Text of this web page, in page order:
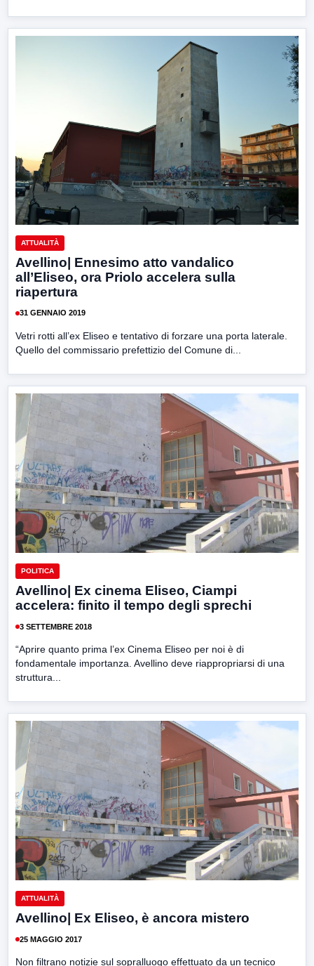
ATTUALITÀ
Avellino| Ennesimo atto vandalico
all’Eliseo, ora Priolo accelera sulla
riapertura
31 GENNAIO 2019
Vetri rotti all’ex Eliseo e tentativo di forzare una porta laterale.
Quello del commissario prefettizio del Comune di...
POLITICA
Avellino| Ex cinema Eliseo, Ciampi
accelera: finito il tempo degli sprechi
3 SETTEMBRE 2018
“Aprire quanto prima l’ex Cinema Eliseo per noi è di
fondamentale importanza. Avellino deve riappropriarsi di una
struttura...
ATTUALITÀ
Avellino| Ex Eliseo, è ancora mistero
25 MAGGIO 2017
Non filtrano notizie sul sopralluogo effettuato da un tecnico